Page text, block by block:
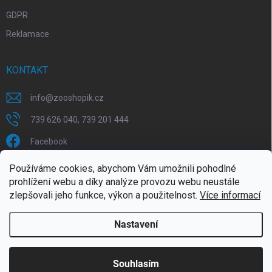
Používáme cookies, abychom Vám umožnili pohodlné
prohlížení webu a díky analýze provozu webu neustále
zlepšovali jeho funkce, výkon a použitelnost. Více informací
Nastavení
Souhlasím
Doprava zdarma od 1799,- (do 30 kg)
GDPR
Reklamace
KONTAKT
info@zooshopik.cz
739 626 040, 739 201 444
Facebook
FACEBOOK
ZOOshopik . Všechna práva vyhrazena.